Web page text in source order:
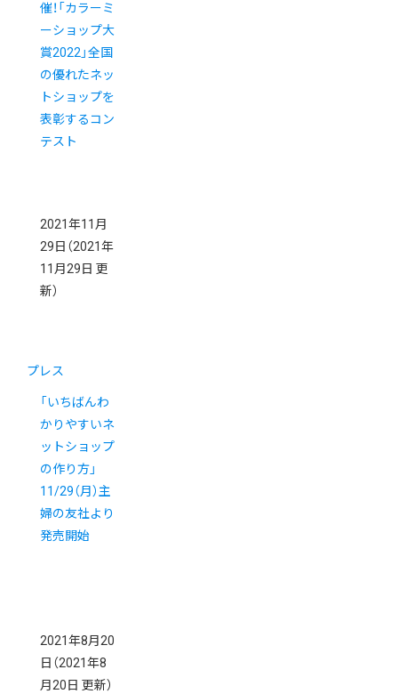
催！「カラーミ
ーショップ大
賞2022」全国
の優れたネッ
トショップを
表彰するコン
テスト
2021年11月
29日 （2021年
11月29日 更
新）
プレス
「いちばんわ
かりやすいネ
ットショップ
の作り方」
11/29（月）主
婦の友社より
発売開始
2021年8月20
日 （2021年8
月20日 更新）